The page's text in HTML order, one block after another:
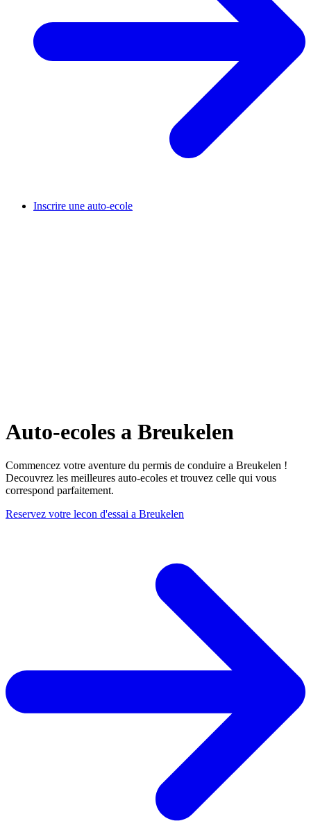
Inscrire une auto-ecole
Auto-ecoles a Breukelen
Commencez votre aventure du permis de conduire a Breukelen !
Decouvrez les meilleures auto-ecoles et trouvez celle qui vous
correspond parfaitement.
Reservez votre lecon d'essai a Breukelen